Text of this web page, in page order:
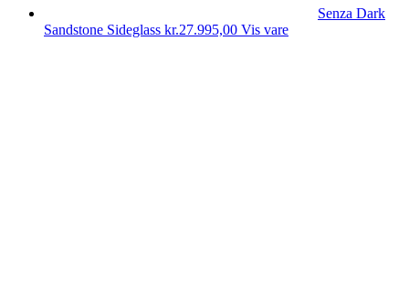
Senza Dark
Sandstone Sideglass kr.27.995,00 Vis vare